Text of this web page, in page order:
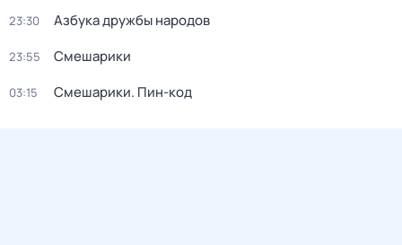
23:30 Азбука дружбы народов
23:55 Смешарики
03:15 Смешарики. Пин-код